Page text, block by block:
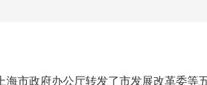
海市政府办公厅转发了市发展改革委等